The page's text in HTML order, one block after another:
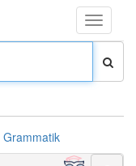
Toggle
Grammatik